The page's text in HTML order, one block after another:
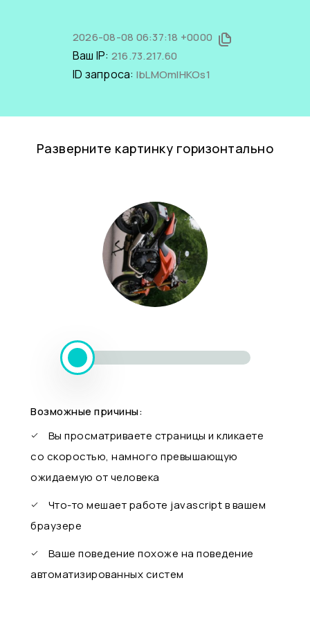
2026-08-08 06:37:18 +0000
Ваш IP: 216.73.217.60
ID запроса: IbLMOmlHKOs1
Разверните картинку горизонтально
Возможные причины:
Вы просматриваете страницы и кликаете
со скоростью, намного превышающую
ожидаемую от человека
Что-то мешает работе javascript в вашем
браузере
Ваше поведение похоже на поведение
автоматизированных систем